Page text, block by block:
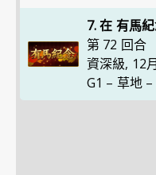
7. 在 有馬
第 72 回合
資深級, 12
G1 – 草地